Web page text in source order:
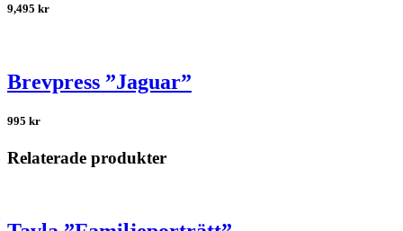
9,495 kr
Brevpress ”Jaguar”
995 kr
Relaterade produkter